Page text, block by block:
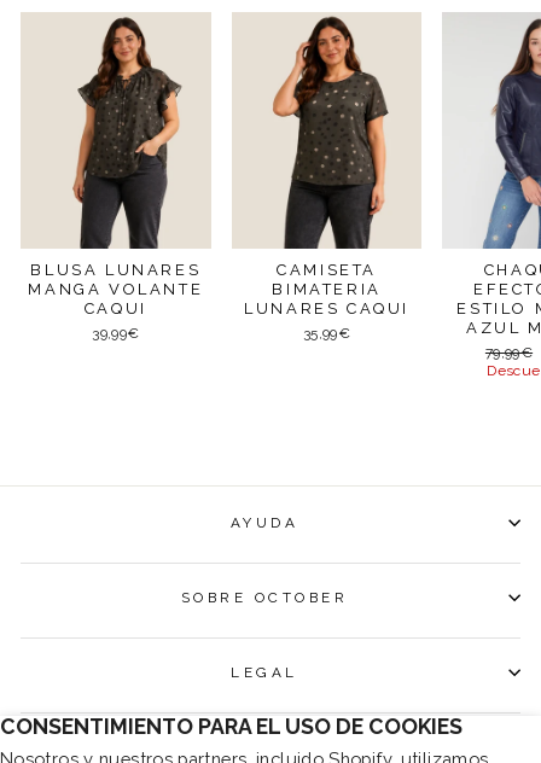
CONSENTIMIENTO PARA EL USO DE COOKIES
Nosotros y nuestros partners, incluido Shopify, utilizamos
BLUSA LUNARES
MANGA VOLANTE
CAQUI
39,99€
CAMISETA
BIMATERIA
LUNARES CAQUI
35,99€
ESTILO
AZUL
Precio
habitual
79,99€
AYUDA
SOBRE OCTOBER
LEGAL